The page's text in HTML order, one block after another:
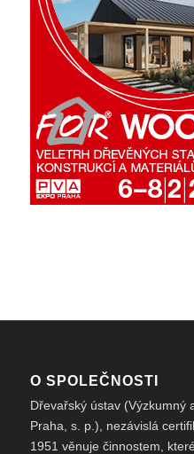
O SPOLEČNOSTI
Dřevařský ústav (Výzkumný
Praha, s. p.), nezávislá
1951 věnuje činnostem,